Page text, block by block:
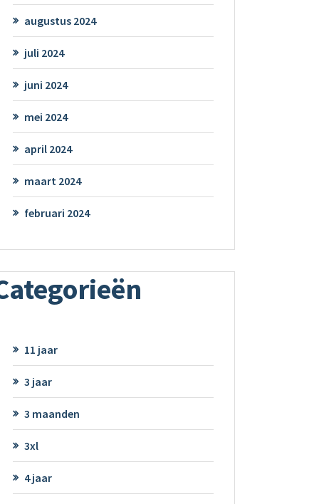
augustus 2024
juli 2024
juni 2024
mei 2024
april 2024
maart 2024
februari 2024
11 jaar
3 jaar
3 maanden
3xl
4 jaar